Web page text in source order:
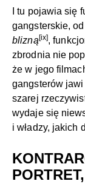
I tu pojawia się
gangsterskie, od
blizną[ix],
zbrodnia nie
że w jego
gangsterów
szarej
wydaje się
i władzy, jakich